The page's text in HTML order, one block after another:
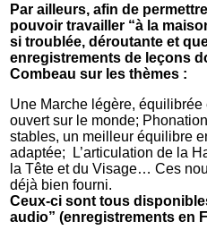
Par ailleurs, afin de
pouvoir travailler “à la
si troublée, déroutante et
enregistrements de leçons
Combeau sur les thèmes :
Une Marche légère, équilibrée
ouvert sur le monde;
stables, un meilleur équilibre
adaptée; L’articulation de la
la Tête et du Visage… Ces
déjà bien fourni.
Ceux-ci sont tous
audio” (enregistrements en